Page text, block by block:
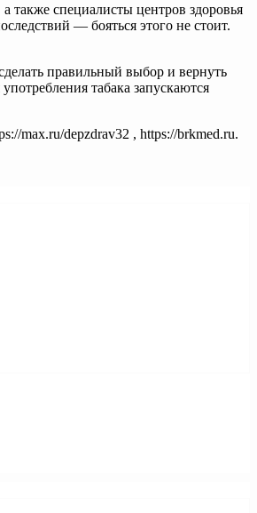
также специалисты центров здоровья
— бояться этого не стоит.
правильный выбор и вернуть
табака запускаются
max.ru/depzdrav32 , https://brkmed.ru.